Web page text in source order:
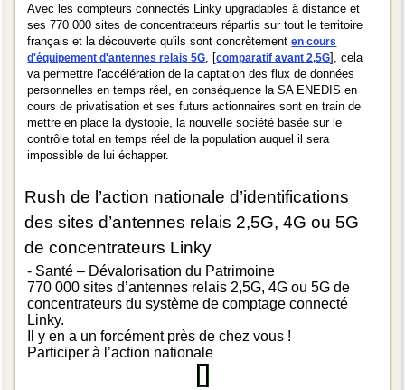
Avec les compteurs connectés Linky upgradables à distance et
ses 770 000 sites de concentrateurs répartis sur tout le territoire
français et la découverte qu'ils sont concrètementen cours
d'équipement d'antennes relais 5G , [comparatif avant 2,5G], cela
va permettre l'accélération de la captation des flux de données
personnelles en temps réel, en conséquence la SA ENEDIS en
cours de privatisation et ses futurs actionnaires sont en train de
mettre en place la dystopie, la nouvelle société basée sur le
contrôle total en temps réel de la population auquel il sera
impossible de lui échapper.
Rush de l’action nationale d’identifications
des sites d’antennes relais 2,5G, 4G ou 5G
de concentrateurs Linky
- Santé – Dévalorisation du Patrimoine
770 000 sites d’antennes relais 2,5G, 4G ou 5G de
concentrateurs du système de comptage connecté
Linky.
Il y en a un forcément près de chez vous !
Participer à l’action nationale